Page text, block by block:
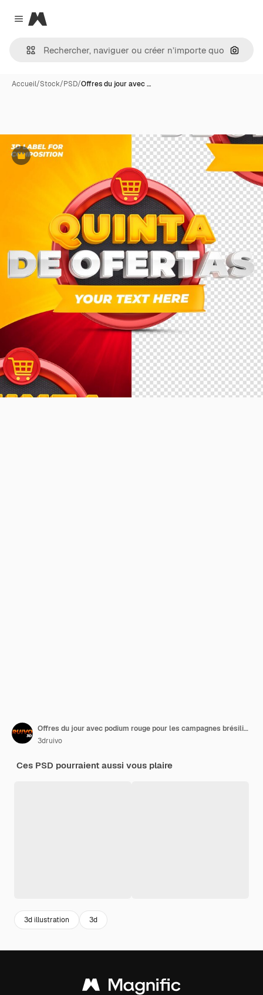
Close menu
Magnific
Accueil/Stock/PSD/Offres du jour avec …
Premium
Offres du jour avec podium rouge pour les campagnes brésiliennes rendu 3d
3druivo
Ces PSD pourraient aussi vous plaire
3d illustration 3d